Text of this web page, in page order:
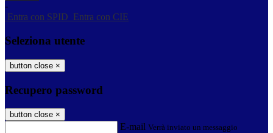
-
Entra con SPID Entra con CIE
Seleziona utente
button close ×
Recupero password
button close ×
E-mail Verrà inviato un messaggio